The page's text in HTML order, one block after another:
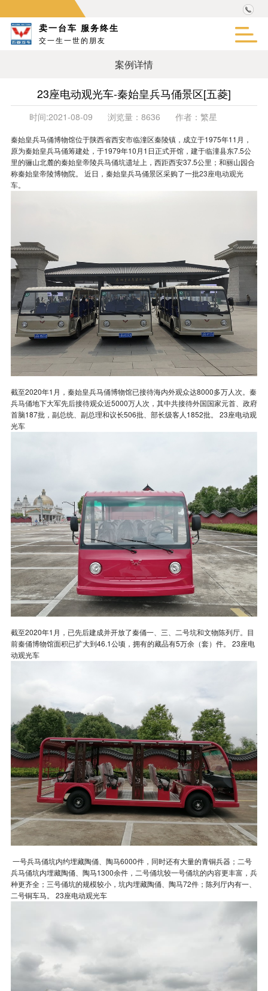
卖一台车 服务终生
交一生一世的朋友
案例详情
23座电动观光车-秦始皇兵马俑景区[五菱]
时间:2021-08-09 浏览量： 8636 作者： 繁星
秦始皇兵马俑博物馆位于陕西省西安市临潼区秦陵镇，成立于1975年11月，
原为秦始皇兵马俑筹建处，于1979年10月1日正式开馆，建于临潼县东7.5公
里的骊山北麓的秦始皇帝陵兵马俑坑遗址上，西距西安37.5公里；和丽山园合
称秦始皇帝陵博物院。 近日，秦始皇兵马俑景区采购了一批23座电动观光
车。
截至2020年1月，秦始皇兵马俑博物馆已接待海内外观众达8000多万人次。秦
兵马俑地下大军先后接待观众近5000万人次，其中共接待外国国家元首、政府
首脑187批，副总统、副总理和议长506批、部长级客人1852批。 23座电动观
光车
截至2020年1月，已先后建成并开放了秦俑一、三、二号坑和文物陈列厅。目
前秦俑博物馆面积已扩大到46.1公顷，拥有的藏品有5万余（套）件。 23座电
动观光车
一号兵马俑坑内约埋藏陶俑、陶马6000件，同时还有大量的青铜兵器；二号
兵马俑坑内埋藏陶俑、陶马1300余件，二号俑坑较一号俑坑的内容更丰富，兵
种更齐全；三号俑坑的规模较小，坑内埋藏陶俑、陶马72件；陈列厅内有一、
二号铜车马。 23座电动观光车